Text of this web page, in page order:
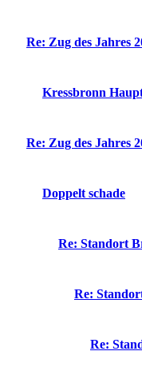
Re: Zug des Jahres
Kressbronn
Re: Zug des Jahres
Doppelt schade
Re: Standort
Re:
Re: